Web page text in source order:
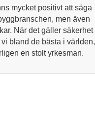
mycket positivt att säga
men även
När det gäller säkerhet
bland de bästa i världen,
en stolt yrkesman.